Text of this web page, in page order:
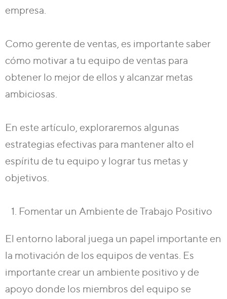
empresa.
Como gerente de ventas, es importante saber
cómo motivar a tu equipo de ventas para
obtener lo mejor de ellos y alcanzar metas
ambiciosas.
En este artículo, exploraremos algunas
estrategias efectivas para mantener alto el
espíritu de tu equipo y lograr tus metas y
objetivos.
Fomentar un Ambiente de Trabajo Positivo
El entorno laboral juega un papel importante en
la motivación de los equipos de ventas. Es
importante crear un ambiente positivo y de
apoyo donde los miembros del equipo se